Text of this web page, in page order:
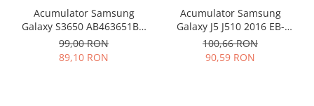
Allview
Allview
Acumulator Samsung
Galaxy S3650 AB463651BU
960mah
99,00 RON
89,10 RON
Acumulator Samsung
Galaxy J5 J510 2016 EB-
BJ510BBC 3100mah
100,66 RON
90,59 RON